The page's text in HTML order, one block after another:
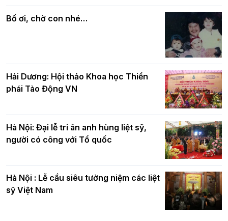
nhân mùa Phật đản PL.2570
quả
Bố ơi, chờ con nhé…
Hải Dương: Hội thảo Khoa học Thiền
phái Tào Động VN
Hà Nội: Đại lễ tri ân anh hùng liệt sỹ,
người có công với Tổ quốc
Hà Nội : Lễ cầu siêu tưởng niệm các liệt
sỹ Việt Nam